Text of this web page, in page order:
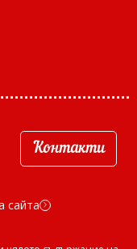
Контакти
сайта d